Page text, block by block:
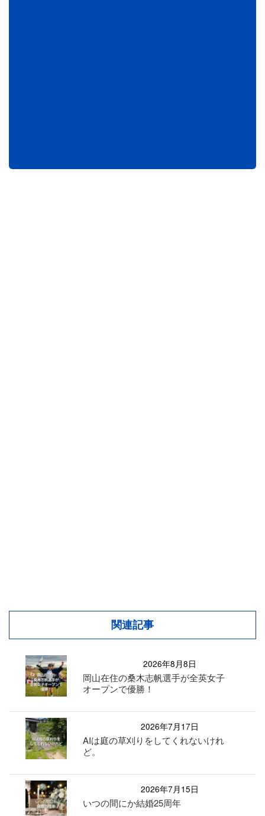
関連記事
2026年8月8日
岡山在住の桑木志帆選手が全英女子
オープンで優勝！
2026年7月17日
AIは庭の草刈りをしてくれないけれ
ど。
2026年7月15日
いつの間にか結婚25周年